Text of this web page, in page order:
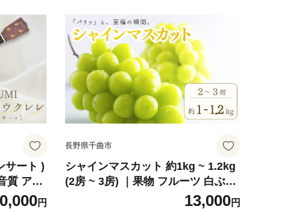
取り寄せ 信州 長野 千曲市
サート )
質 アコ
円
長野県千曲市
シャインマスカット 約1kg ~ 1.2kg
(2房 ~ 3房) ｜果物 フルーツ 白ぶど
う 葡萄 ブドウ 種無し 種なし 皮ご
13,000円